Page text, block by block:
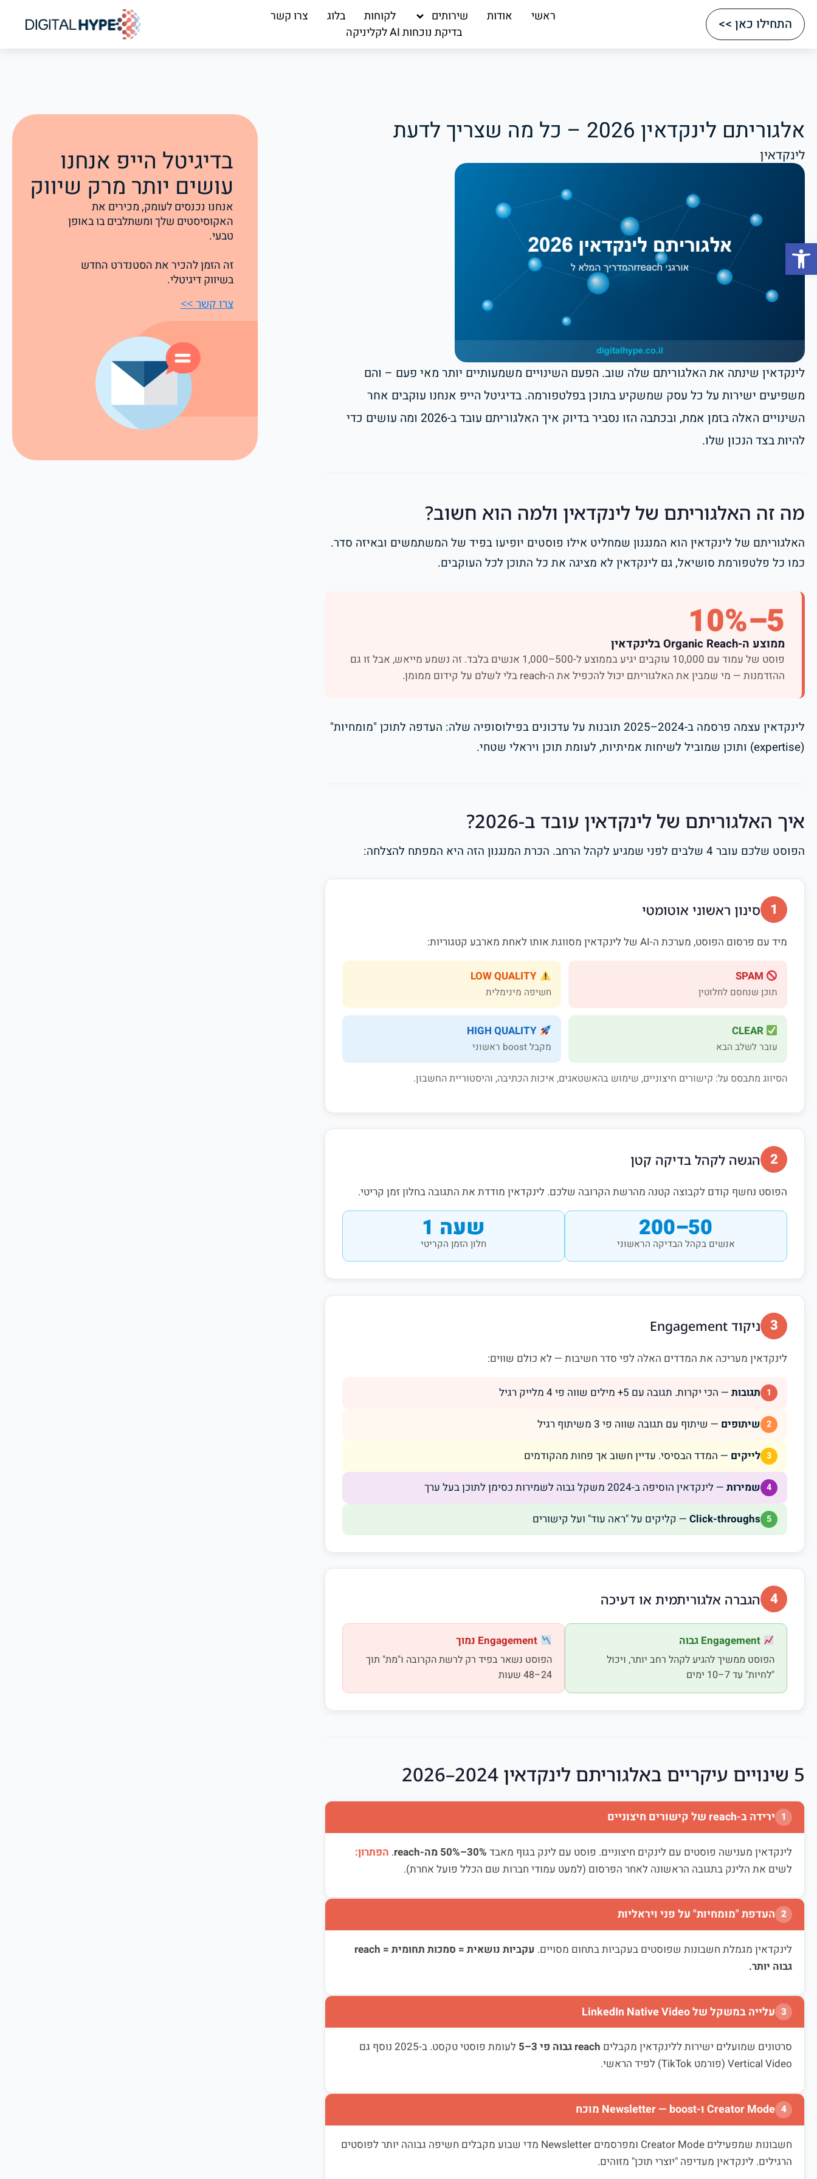
Open toolbar
התחילו כאן >> ראשי אודות שירותים לקוחות בלוג
צרו קשר
בדיקת נוכחות AI לקליניקה
בדיגיטל הייפ אנחנו
עושים יותר מרק שיווק
אנחנו נכנסים לעומק, מכירים את
האקוסיסטים שלך ומשתלבים בו באופן
טבעי.
זה הזמן להכיר את הסטנדרט החדש
בשיווק דיגיטלי.
צרו קשר >>
אלגוריתם לינקדאין 2026 – כל מה שצריך לדעת
לינקדאין
לינקדאין שינתה את האלגוריתם שלה שוב. הפעם השינויים משמעותיים יותר מאי פעם – והם
משפיעים ישירות על כל עסק שמשקיע בתוכן בפלטפורמה. בדיגיטל הייפ אנחנו עוקבים אחר
השינויים האלה בזמן אמת, ובכתבה הזו נסביר בדיוק איך האלגוריתם עובד ב-2026 ומה עושים כדי
להיות בצד הנכון שלו.
מה זה האלגוריתם של לינקדאין ולמה הוא חשוב?
האלגוריתם של לינקדאין הוא המנגנון שמחליט אילו פוסטים יופיעו בפיד של המשתמשים ובאיזה סדר.
כמו כל פלטפורמת סושיאל, גם לינקדאין לא מציגה את כל התוכן לכל העוקבים.
5–10%
ממוצע ה-Organic Reach בלינקדאין
פוסט של עמוד עם 10,000 עוקבים יגיע בממוצע ל-500–1,000 אנשים בלבד. זה נשמע מייאש, אבל זו גם
ההזדמנות — מי שמבין את האלגוריתם יכול להכפיל את ה-reach בלי לשלם על קידום ממומן.
לינקדאין עצמה פרסמה ב-2024–2025 תובנות על עדכונים בפילוסופיה שלה: העדפה לתוכן "מומחיות"
(expertise) ותוכן שמוביל לשיחות אמיתיות, לעומת תוכן ויראלי שטחי.
איך האלגוריתם של לינקדאין עובד ב-2026?
הפוסט שלכם עובר 4 שלבים לפני שמגיע לקהל הרחב. הכרת המנגנון הזה היא המפתח להצלחה:
1 סינון ראשוני אוטומטי
מיד עם פרסום הפוסט, מערכת ה-AI של לינקדאין מסווגת אותו לאחת מארבע קטגוריות:
תוכן שנחסם לחלוטין חשיפה מינימלית
CLEAR
עובר לשלב הבא מקבל boost ראשוני
הסיווג מתבסס על: קישורים חיצוניים, שימוש בהאשטאגים, איכות הכתיבה, והיסטוריית החשבון.
2 הגשה לקהל בדיקה קטן
הפוסט נחשף קודם לקבוצה קטנה מהרשת הקרובה שלכם. לינקדאין מודדת את התגובה בחלון זמן קריטי.
50–200
אנשים בקהל הבדיקה הראשוני
שעה 1
חלון הזמן הקריטי
3 ניקוד Engagement
לינקדאין מעריכה את המדדים האלה לפי סדר חשיבות — לא כולם שווים:
1 תגובות — הכי יקרות. תגובה עם 5+ מילים שווה פי 4 מלייק רגיל
2 שיתופים — שיתוף עם תגובה שווה פי 3 משיתוף רגיל
3 לייקים — המדד הבסיסי. עדיין חשוב אך פחות מהקודמים
4 שמירות — לינקדאין הוסיפה ב-2024 משקל גבוה לשמירות כסימן לתוכן בעל ערך
5
Click-throughs — קליקים על "ראה עוד" ועל קישורים
4 הגברה אלגוריתמית או דעיכה
Engagement גבוה
הפוסט ממשיך להגיע לקהל רחב יותר, ויכול
"לחיות" עד 7–10 ימים
הפוסט נשאר בפיד רק לרשת הקרובה ו"מת" תוך
24–48 שעות
5 שינויים עיקריים באלגוריתם לינקדאין 2024–2026
1 ירידה ב-reach של קישורים חיצוניים
לינקדאין מענישה פוסטים עם לינקים חיצוניים. פוסט עם לינק בגוף מאבד 30%–50% מה-reach . הפתרון:
לשים את הלינק בתגובה הראשונה לאחר הפרסום (למעט עמודי חברות שם הכלל פועל אחרת).
2 העדפת "מומחיות" על פני ויראליות
לינקדאין מגמלת חשבונות שפוסטים בעקביות בתחום מסויים.
עקביות נושאית = סמכות תחומית = reach
גבוה יותר.
3 עלייה במשקל של LinkedIn Native Video
סרטונים שמועלים ישירות ללינקדאין מקבלים reach גבוה פי 3–5
לעומת פוסטי טקסט. ב-2025 נוסף גם
Vertical Video (פורמט TikTok) לפיד הראשי.
4 Creator Mode ו-Newsletter — boost מוכח
חשבונות שמפעילים Creator Mode ומפרסמים Newsletter מדי שבוע מקבלים חשיפה גבוהה יותר לפוסטים
הרגילים. לינקדאין מעדיפה "יוצרי תוכן" מזוהים.